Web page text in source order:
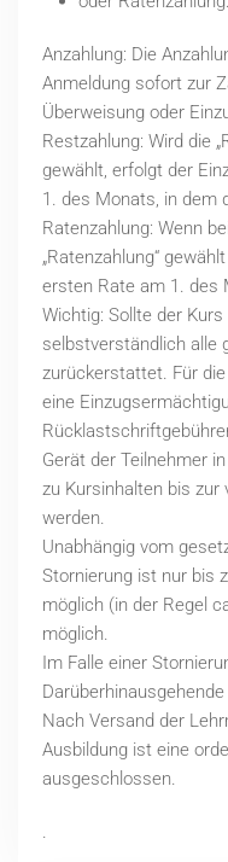
Anzahlung: Die
Anmeldung sofort zur
Überweisung oder
Restzahlung: Wird die
gewählt, erfolgt der
1. des Monats, in dem
Ratenzahlung: Wenn
„Ratenzahlung“
ersten Rate am 1. des
Wichtig: Sollte der
selbstverständlich alle
zurückerstattet. Für
eine
Gerät der Teilnehmer
zu Kursinhalten bis zur
werden.
Unabhängig vom
Stornierung ist nur bis
möglich (in der Regel
möglich.
Im Falle einer
Nach Versand der
Ausbildung ist eine
ausgeschlossen.
.